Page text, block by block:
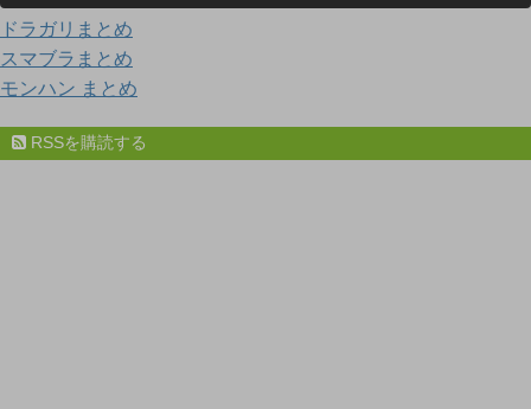
ドラガリまとめ
スマブラまとめ
モンハン まとめ
RSSを購読する